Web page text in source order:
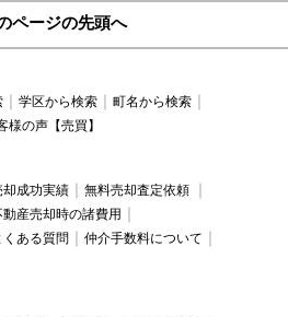
ページの先頭へ
学区から検索
町名から検索
様の声【売買】
却成功実績
無料売却査定依頼
動産売却時の諸費用
くある質問
仲介手数料について